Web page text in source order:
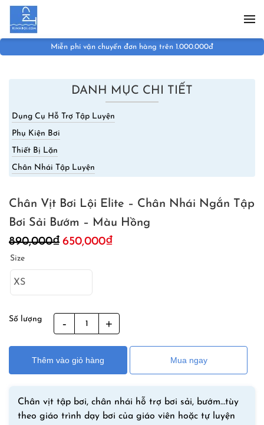
Skip to main content
Miễn phí vận chuyển đơn hàng trên 1.000.000đ
DANH MỤC CHI TIẾT
Dụng Cụ Hỗ Trợ Tập Luyện
Phụ Kiện Bơi
Thiết Bị Lặn
Chân Nhái Tập Luyện
Chân Vịt Bơi Lội Elite – Chân Nhái Ngắn Tập
Bơi Sải Bướm – Màu Hồng
890,000₫ Giá
650,000₫Giá
Size
Số lượng
Vịt
Bơi
Lội
Elite
Chân
Nhái
Thêm vào giỏ hàng Mua ngay
Chân vịt tập bơi, chân nhái hỗ trợ bơi sải, bướm…tùy
theo giáo trình dạy bơi của giáo viên hoặc tự luyện